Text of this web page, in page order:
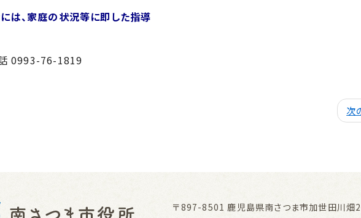
は、家庭の状況等に即した指導
0993-76-1819
次
〒897-8501鹿児島県南さつま市加世田川